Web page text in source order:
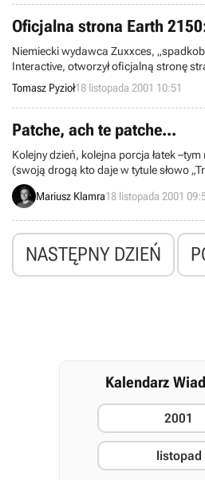
Total War. Usatysfakcjonowani
odpowiadała japońska tematyka cyklu
się w bardziej nam znane realia
Oficjalna strona Earth
Niemiecki wydawca Zuxxces,
Interactive, otworzył oficjalną stronę
Earth 2150: Lost Souls. Gra powstaje
silnika graficznego z The Moon
Topware Poland. Oprócz informacji o
trochę screenów.
Tomasz Pyzioł18 listopada 2001 10:51
Patche, ach te patche...
Kolejny dzień, kolejna porcja łatek
(swoją drogą kto daje w tytule słowo
wersją próbną albo testową),
Dzisiejsza ciekawostka to jednak
Mariusz Klamra18 listopada 2001
NASTĘPNY DZIEŃ
Kalendarz
2001
listopad